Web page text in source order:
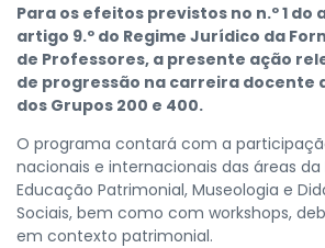
Para os efeitos previstos no n.º 1 do
artigo 9.º do Regime Jurídico da
de Professores, a presente ação
de progressão na carreira docente
dos Grupos 200 e 400.
O programa contará com a
nacionais e internacionais das áreas
Educação Patrimonial, Museologia e
Sociais, bem como com workshops,
em contexto patrimonial.